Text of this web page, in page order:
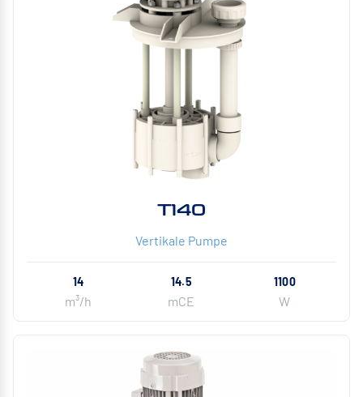
T140
Vertikale Pumpe
14
m³/h
14.5
mCE
1100
W